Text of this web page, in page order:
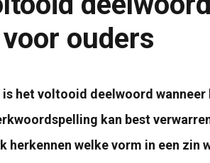
ouders
het voltooid deelwoord
kan best
herkennen welke vorm in een zin